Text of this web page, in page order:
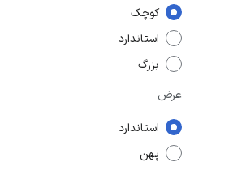
کوچک
استاندارد
بزرگ
عرض
استاندارد
پهن